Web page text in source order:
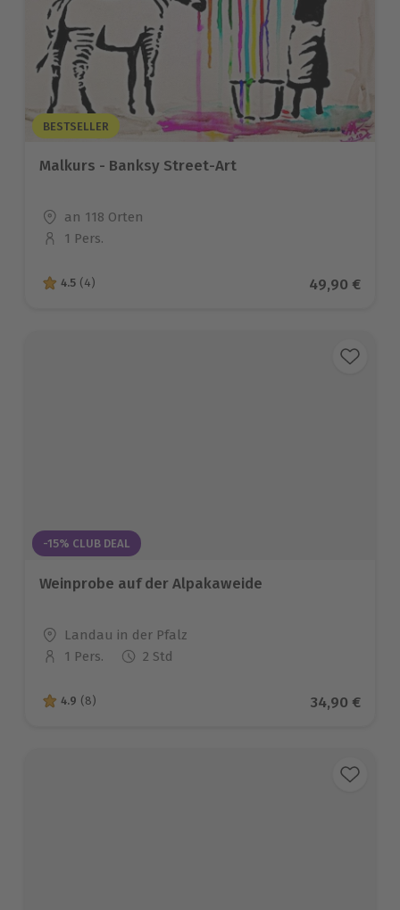
BESTSELLER
Malkurs - Banksy Street-Art
Standort
an 118 Orten
Anzahl der Teilnehmer
1 Pers.
4.5 von 5 Sternen basierend auf 4 Bewertungen
4.5 (4) Aktueller
49,90 €
-15% CLUB DEAL
Weinprobe auf der Alpakaweide
Standort
Landau in der Pfalz
Anzahl der Teilnehmer
1 Pers. 2 Std
4.9 von 5 Sternen basierend auf 8 Bewertungen
4.9 (8) Aktueller
34,90 €